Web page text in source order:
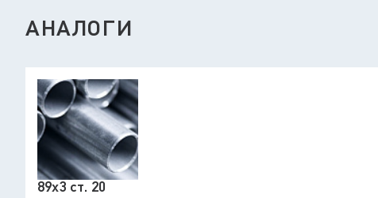
АНАЛОГИ
89х3 ст. 20